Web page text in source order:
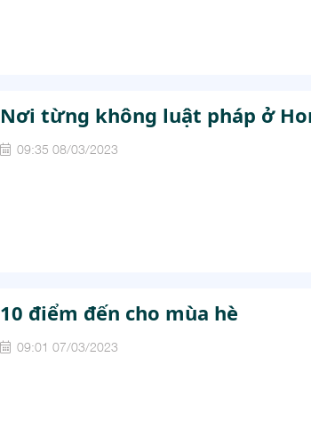
Nơi từng không luật pháp ở
09:35 08/03/2023
10 điểm đến cho mùa hè
09:01 07/03/2023